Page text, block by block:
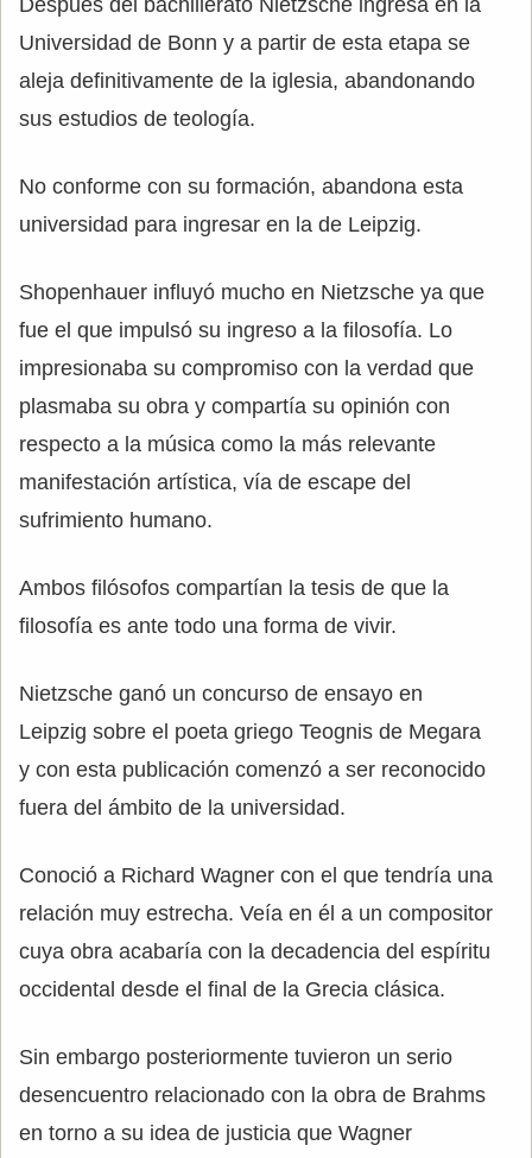
Después del bachillerato Nietzsche ingresa en la
Universidad de Bonn y a partir de esta etapa se
aleja definitivamente de la iglesia, abandonando
sus estudios de teología.
No conforme con su formación, abandona esta
universidad para ingresar en la de Leipzig.
Shopenhauer influyó mucho en Nietzsche ya que
fue el que impulsó su ingreso a la filosofía. Lo
impresionaba su compromiso con la verdad que
plasmaba su obra y compartía su opinión con
respecto a la música como la más relevante
manifestación artística, vía de escape del
sufrimiento humano.
Ambos filósofos compartían la tesis de que la
filosofía es ante todo una forma de vivir.
Nietzsche ganó un concurso de ensayo en
Leipzig sobre el poeta griego Teognis de Megara
y con esta publicación comenzó a ser reconocido
fuera del ámbito de la universidad.
Conoció a Richard Wagner con el que tendría una
relación muy estrecha. Veía en él a un compositor
cuya obra acabaría con la decadencia del espíritu
occidental desde el final de la Grecia clásica.
Sin embargo posteriormente tuvieron un serio
desencuentro relacionado con la obra de Brahms
en torno a su idea de justicia que Wagner